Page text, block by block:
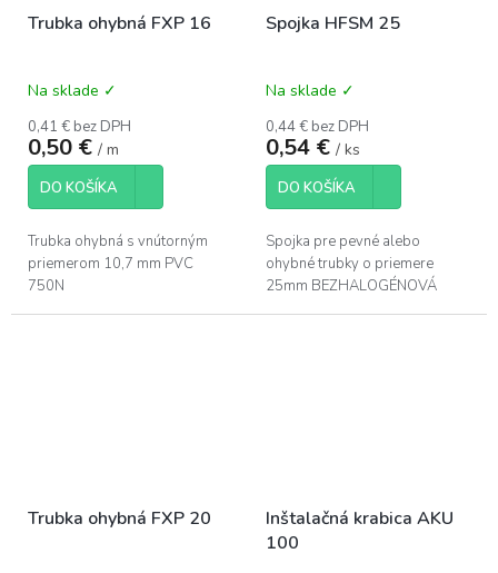
Trubka ohybná FXP 16
Na sklade ✓
0,41 € bez DPH
0,50 € / m
DO KOŠÍKA
Trubka ohybná s vnútorným
priemerom 10,7 mm PVC
750N
Spojka HFSM 25
Na sklade ✓
0,44 € bez DPH
0,54 € / ks
DO KOŠÍKA
Spojka pre pevné alebo
ohybné trubky o priemere
25mm BEZHALOGÉNOVÁ
Trubka ohybná FXP 20
Inštalačná krabica AKU
100